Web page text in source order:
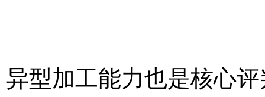
异型加工能力也是核心